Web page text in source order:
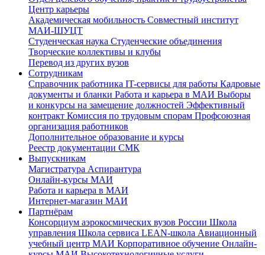
Центр карьеры
Академическая мобильность Совместный институт
МАИ-ШУЦТ
Студенческая наука Студенческие объединения
Творческие коллективы и клубы
Перевод из других вузов
Сотрудникам
Cправочник работника IT-сервисы для работы Кадровые
документы и бланки Работа и карьера в МАИ Выборы
и конкурсы на замещение должностей Эффективный
контракт Комиссия по трудовым спорам Профсоюзная
организация работников
Дополнительное образование и курсы
Реестр документации СМК
Выпускникам
Магистратура Аспирантура
Онлайн-курсы МАИ
Работа и карьера в МАИ
Интернет-магазин МАИ
Партнёрам
Консорциум аэрокосмических вузов России Школа
управления Школа сервиса LEAN-школа Авиационный
учебный центр МАИ Корпоративное обучение Онлайн-